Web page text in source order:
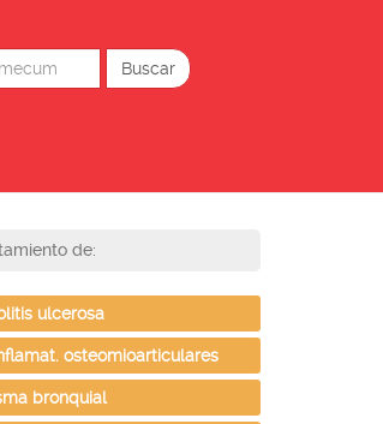
de:
ulcerosa
osteomioarticulares
bronquial